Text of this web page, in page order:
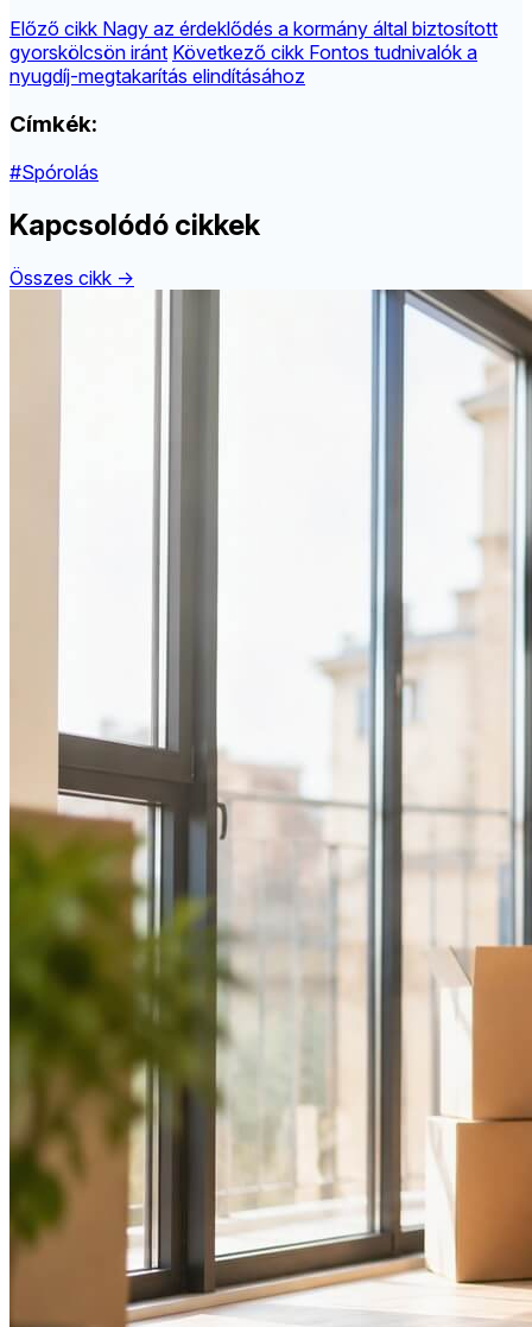
Előző cikk Nagy az érdeklődés a kormány által biztosított
gyorskölcsön iránt Következő cikk Fontos tudnivalók a
nyugdíj-megtakarítás elindításához
Címkék:
#Spórolás
Kapcsolódó cikkek
Összes cikk →